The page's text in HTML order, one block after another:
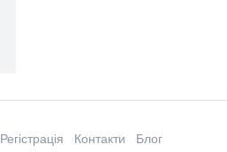
Регістрація Контакти Блог